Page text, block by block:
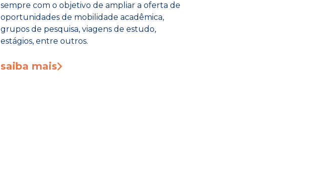
sempre com o objetivo de ampliar a oferta de
oportunidades de mobilidade acadêmica,
grupos de pesquisa, viagens de estudo,
estágios, entre outros.
saiba mais